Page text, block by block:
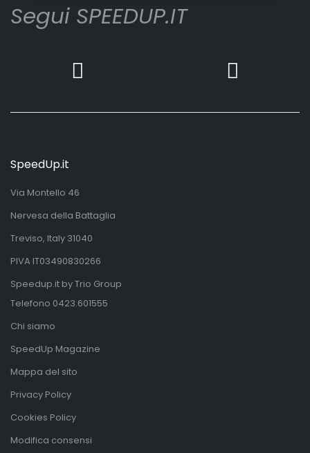
Segui SPEEDUP.IT
SpeedUp.it
Via Montello 46
Nervesa della Battaglia
Treviso, Italy 31040
PIVA IT03490830266
Speedup.it by Trio Group
Telefono 0423.601555
Chi siamo
SpeedUp Magazine
Mappa del sito
Privacy Policy
Cookies Policy
Modifica consensi